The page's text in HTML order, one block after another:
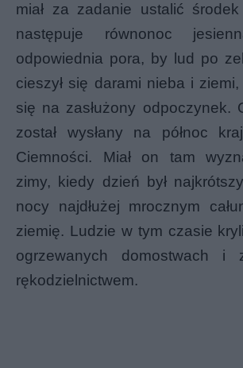
miał za zadanie ustalić
następuje równonoc
odpowiednia pora, by lud po
cieszył się darami nieba i
się na zasłużony odpoczynek.
został wysłany na północ
Ciemności. Miał on tam
zimy, kiedy dzień był
nocy najdłużej mrocznym
ziemię. Ludzie w tym czasie
ogrzewanych domostwach i
rękodzielnictwem.